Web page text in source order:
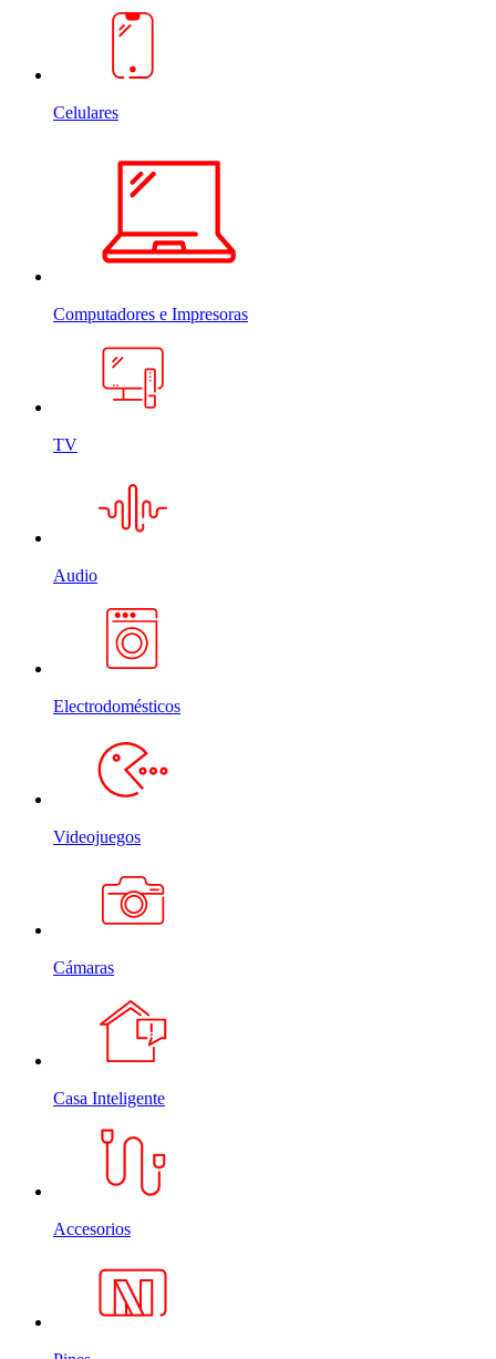
Celulares
Computadores e Impresoras
TV
Audio
Electrodomésticos
Videojuegos
Cámaras
Casa Inteligente
Accesorios